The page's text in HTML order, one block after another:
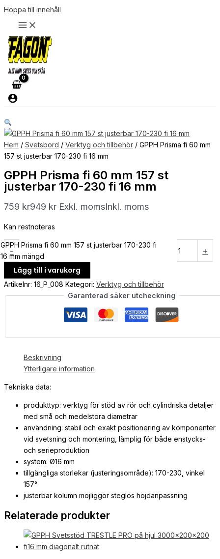
Hoppa till innehåll
Hem / Svetsbord / Verktyg och tillbehör / GPPH Prisma fi 60 mm
157 st justerbar 170-230 fi 16 mm
GPPH Prisma fi 60 mm 157 st
justerbar 170-230 fi 16 mm
759 kr949 kr Exkl. momsInkl. moms
Kan restnoteras
-
GPPH Prisma fi 60 mm 157 st justerbar 170-230 fi
16 mm mängd
+
Lägg till i varukorg
Artikelnr: 16_P_008 Kategori: Verktyg och tillbehör
Garanterad säker utcheckning
Beskrivning
Ytterligare information
Tekniska data:
produkttyp: verktyg för stöd av rör och cylindriska detaljer
med små och medelstora diametrar
användning: stabil och exakt positionering av komponenter
vid svetsning och montering, lämplig för både enstycks-
och serieproduktion
system: Ø16 mm
tillgängliga storlekar (justeringsområde): 170-230, vinkel
157°
justerbar kolumn möjliggör steglös höjdanpassning
Relaterade produkter